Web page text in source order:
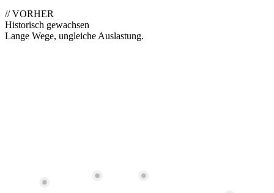
//VORHER
Historisch gewachsen
Lange Wege, ungleiche Auslastung.